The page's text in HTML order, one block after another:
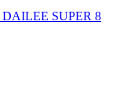
SUPER 8